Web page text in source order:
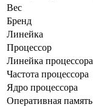
Вес
Бренд
Линейка
Процессор
Линейка процессора
Частота процессора
Ядро процессора
Оперативная память